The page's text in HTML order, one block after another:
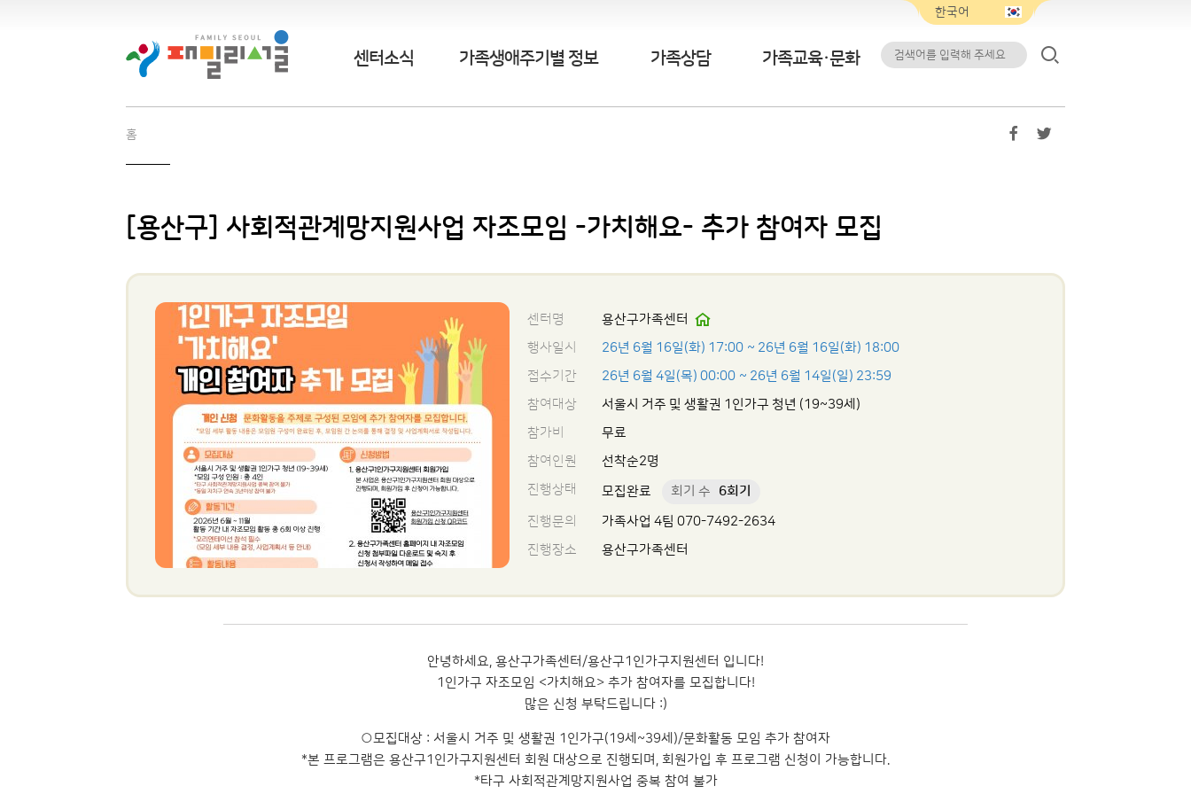
센터소식 가족생애주기별 정보 가족상담 가족교육·문화
홈
[용산구] 사회적관계망지원사업 자조모임 -가치해요- 추가 참여자 모집
센터명
용산구가족센터
행사일시
26년 6월 16일(화) 17:00 ~ 26년 6월 16일(화) 18:00
접수기간
26년 6월 4일(목) 00:00 ~ 26년 6월 14일(일) 23:59
참여대상
서울시 거주 및 생활권 1인가구 청년 (19~39세)
참가비
무료
참여인원
선착순2명
진행상태
모집완료 회기 수
6회기
진행문의
가족사업 4팀 070-7492-2634
진행장소
용산구가족센터
안녕하세요, 용산구가족센터/용산구1인가구지원센터 입니다!
1인가구 자조모임 <가치해요> 추가 참여자를 모집합니다!
많은 신청 부탁드립니다 :)
○모집대상 : 서울시 거주 및 생활권 1인가구(19세~39세)/문화활동 모임 추가 참여자
*본 프로그램은 용산구1인가구지원센터 회원 대상으로 진행되며, 회원가입 후 프로그램 신청이 가능합니다.
*타구 사회적관계망지원사업 중복 참여 불가